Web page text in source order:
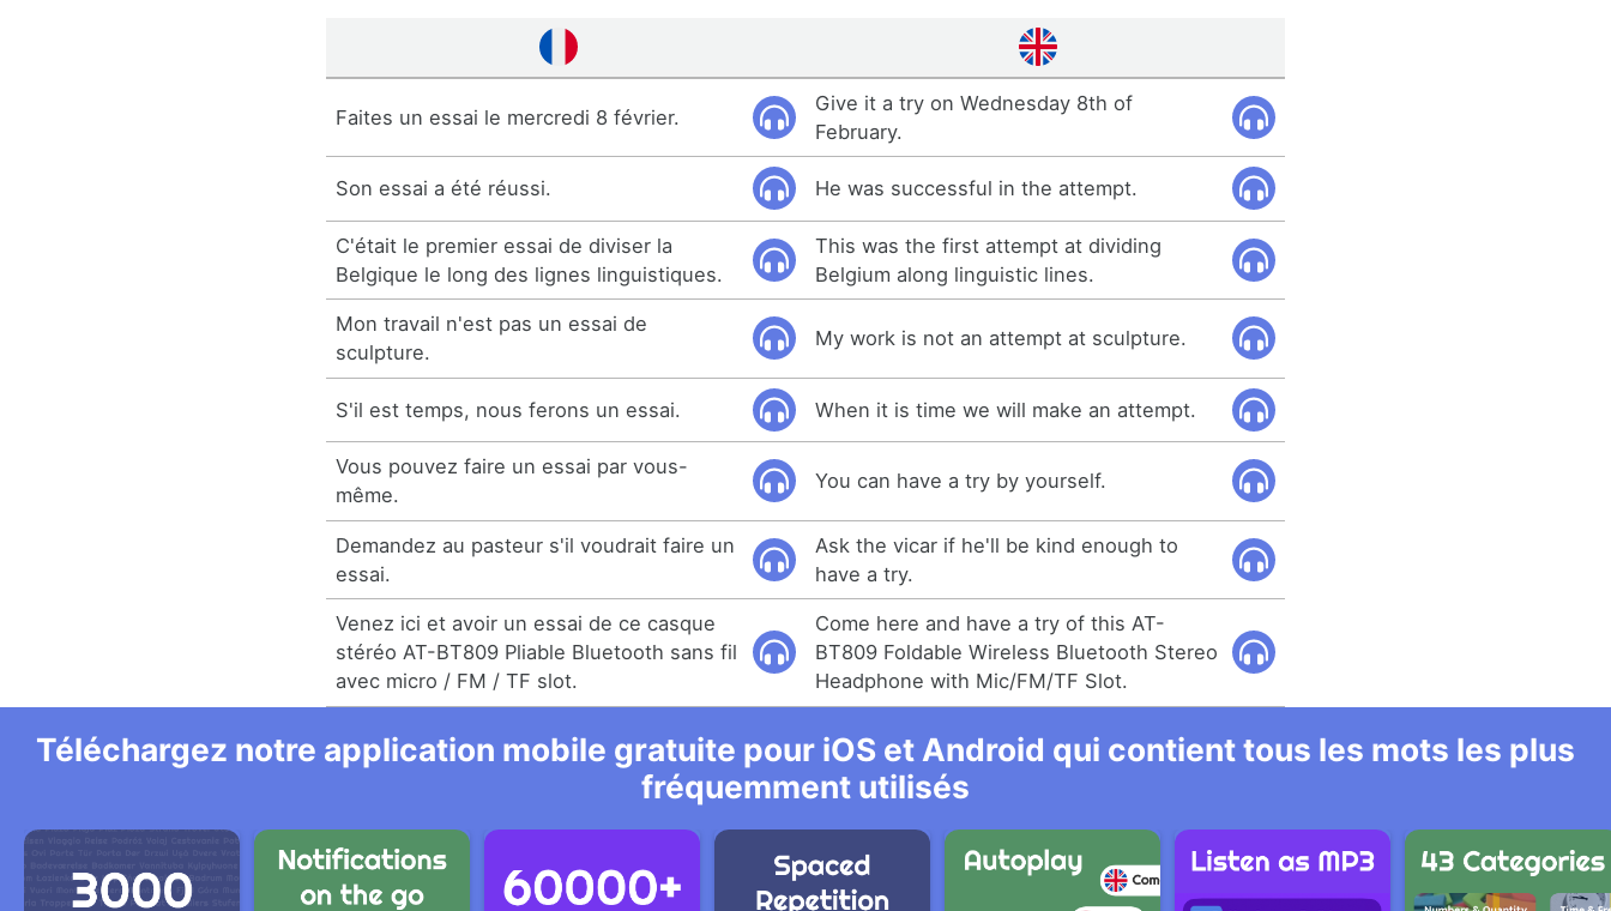
Faites un essai le mercredi 8 février.
Give it a try on Wednesday 8th of
February.
Son essai a été réussi. He was successful in the attempt.
C'était le premier essai de diviser la
Belgique le long des lignes linguistiques.
This was the first attempt at dividing
Belgium along linguistic lines.
Mon travail n'est pas un essai de
sculpture.
My work is not an attempt at sculpture.
S'il est temps, nous ferons un essai. When it is time we will make an attempt.
Vous pouvez faire un essai par vous-
même.
You can have a try by yourself.
Demandez au pasteur s'il voudrait faire un
essai.
Ask the vicar if he'll be kind enough to
have a try.
Venez ici et avoir un essai de ce casque
stéréo AT-BT809 Pliable Bluetooth sans fil
avec micro / FM / TF slot.
Come here and have a try of this AT-
BT809 Foldable Wireless Bluetooth Stereo
Headphone with Mic/FM/TF Slot.
Téléchargez notre application mobile gratuite pour iOS et Android qui contient tous les mots les plus
fréquemment utilisés